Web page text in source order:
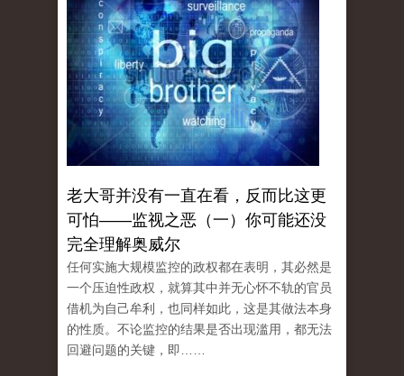
老大哥并没有一直在看，反而比这更
可怕——监视之恶（一）你可能还没
完全理解奥威尔
任何实施大规模监控的政权都在表明，其必然是
一个压迫性政权，就算其中并无心怀不轨的官员
借机为自己牟利，也同样如此，这是其做法本身
的性质。不论监控的结果是否出现滥用，都无法
回避问题的关键，即……